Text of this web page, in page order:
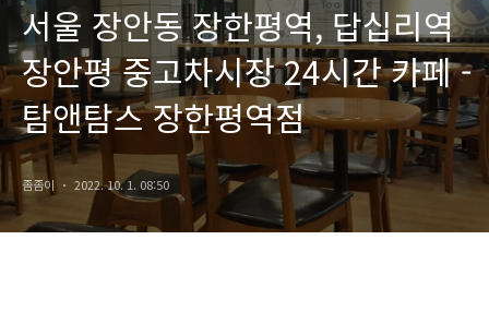
서울 장안동 장한평역, 답십리역
장안평 중고차시장 24시간 카페 -
탐앤탐스 장한평역점
좀좀이 2022. 10. 1. 08:50